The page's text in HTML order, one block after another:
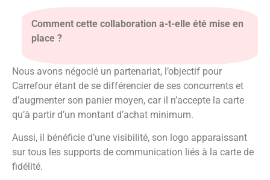
Comment cette collaboration a-t-elle été mise en
place ?
Nous avons négocié un partenariat, l’objectif pour
Carrefour étant de se différencier de ses concurrents et
d’augmenter son panier moyen, car il n’accepte la carte
qu’à partir d’un montant d’achat minimum.
Aussi, il bénéficie d’une visibilité, son logo apparaissant
sur tous les supports de communication liés à la carte de
fidélité.